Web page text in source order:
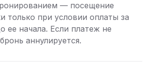
— посещение
только при условии оплаты за
ее начала. Если платеж не
аннулируется.